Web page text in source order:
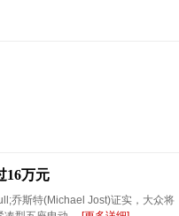
16万元
乔斯特(Michael Jost)证实，大众将